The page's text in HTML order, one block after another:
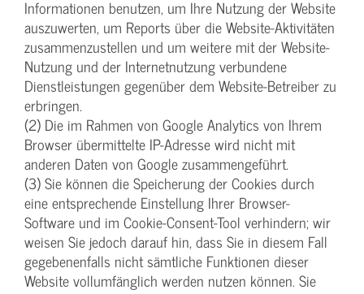
Informationen benutzen, um Ihre Nutzung der Website
auszuwerten, um Reports über die Website-Aktivitäten
zusammenzustellen und um weitere mit der Website-
Nutzung und der Internetnutzung verbundene
Dienstleistungen gegenüber dem Website-Betreiber zu
erbringen.
(2) Die im Rahmen von Google Analytics von Ihrem
Browser übermittelte IP-Adresse wird nicht mit
anderen Daten von Google zusammengeführt.
(3) Sie können die Speicherung der Cookies durch
eine entsprechende Einstellung Ihrer Browser-
Software und im Cookie-Consent-Tool verhindern; wir
weisen Sie jedoch darauf hin, dass Sie in diesem Fall
gegebenenfalls nicht sämtliche Funktionen dieser
Website vollumfänglich werden nutzen können. Sie